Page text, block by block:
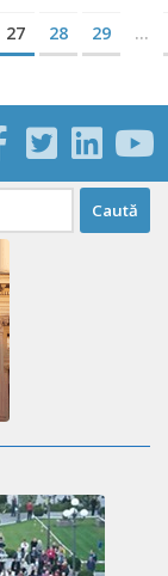
27 28 29
...